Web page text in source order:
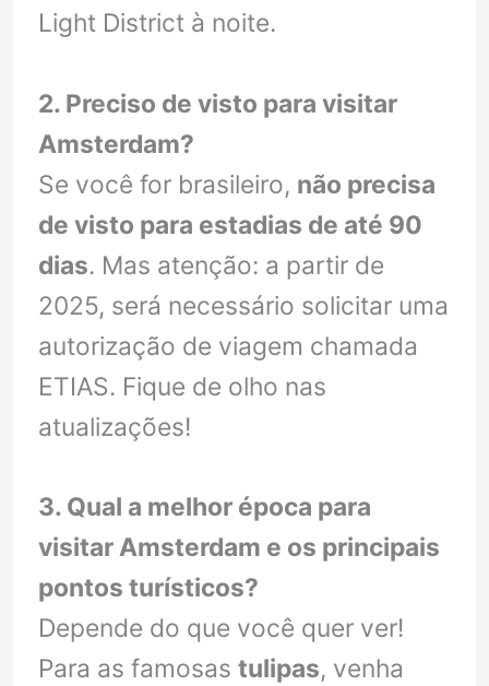
Light District à noite.
2. Preciso de visto para visitar
Amsterdam?
Se você for brasileiro, não precisa
de visto para estadias de até 90
dias. Mas atenção: a partir de
2025, será necessário solicitar uma
autorização de viagem chamada
ETIAS. Fique de olho nas
atualizações!
3. Qual a melhor época para
visitar Amsterdam e os principais
pontos turísticos?
Depende do que você quer ver!
Para as famosastulipas, venha